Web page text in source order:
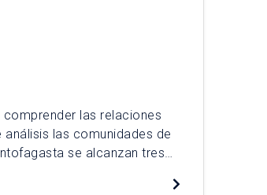
las relaciones
las comunidades de
se alcanzan tres